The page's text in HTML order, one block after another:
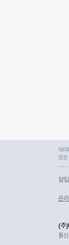
데
모든
알
온
(주)
통